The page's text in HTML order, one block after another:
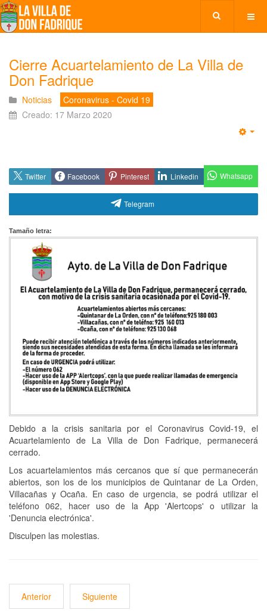
Cierre Acuartelamiento de La Villa de
Don Fadrique
Noticias
Coronavirus - Covid 19
Creado: 17 Marzo 2020
Twitter Facebook Pinterest Linkedin Whatsapp
Telegram
Tamaño letra:
Debido a la crisis sanitaria por el Coronavirus Covid-19, el
Acuartelamiento de La Villa de Don Fadrique, permanecerá
cerrado.
Los acuartelamientos más cercanos que sí que permanecerán
abiertos, son los de los municipios de Quintanar de La Orden,
Villacañas y Ocaña. En caso de urgencia, se podrá utilizar el
teléfono 062, hacer uso de la App 'Alertcops' o utilizar la
'Denuncia electrónica'.
Disculpen las molestias.
Anterior Siguiente